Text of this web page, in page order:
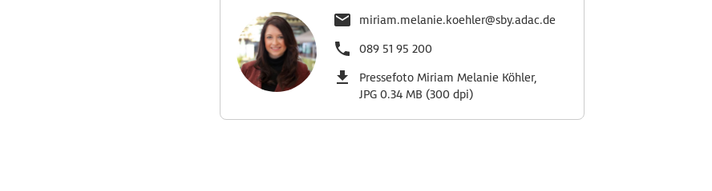
miriam.melanie.koehler@sby.adac.de
089 51 95 200
Pressefoto Miriam Melanie Köhler,
JPG 0.34 MB (300 dpi)